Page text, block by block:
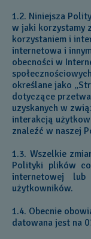
1.2. Niniejsza
w jaki korzystamy
korzystaniem i
internetowa i
obecności w
określane jako
dotyczące
uzyskanych w
interakcją
znaleźć w naszej
1.3. Wszelkie
Polityki plików
internetowej
użytkowników.
1.4. Obecnie
datowana jest na